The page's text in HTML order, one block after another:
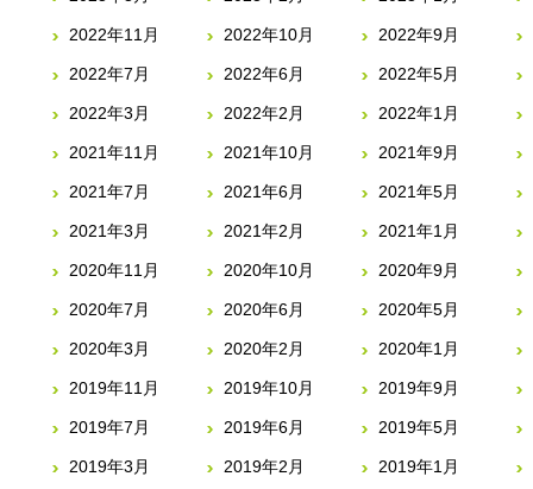
2022年11月 2022年10月 2022年9月
2022年7月 2022年6月 2022年5月
2022年3月 2022年2月 2022年1月
2021年11月 2021年10月 2021年9月
2021年7月 2021年6月 2021年5月
2021年3月 2021年2月 2021年1月
2020年11月 2020年10月 2020年9月
2020年7月 2020年6月 2020年5月
2020年3月 2020年2月 2020年1月
2019年11月 2019年10月 2019年9月
2019年7月 2019年6月 2019年5月
2019年3月 2019年2月 2019年1月